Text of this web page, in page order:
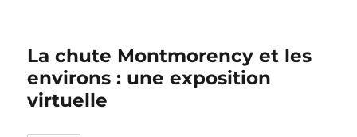
La chute Montmorency et les
environs : une exposition
virtuelle